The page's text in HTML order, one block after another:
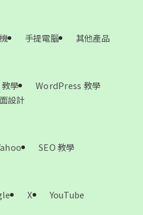
手提電腦 其他產品
學
WordPress 教學
設計
SEO 教學
X
YouTube